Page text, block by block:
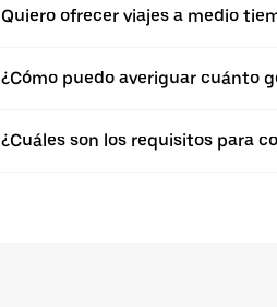
Quiero ofrecer viajes a medio
¿Cómo puedo averiguar cuánto
¿Cuáles son los requisitos para